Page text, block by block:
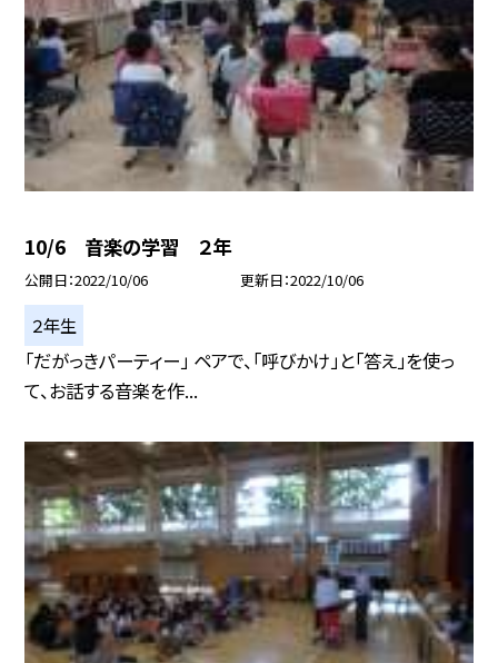
10/6 音楽の学習 ２年
公開日 2022/10/06 更新日 2022/10/06
２年生
「だがっきパーティー」 ペアで、「呼びかけ」と「答え」を使っ
て、お話する音楽を作...